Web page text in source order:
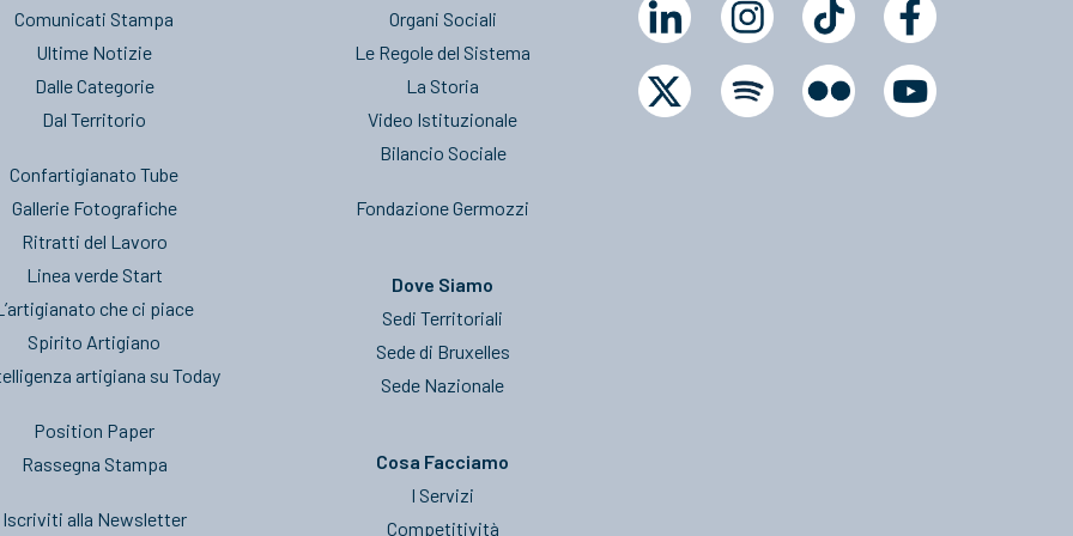
Comunicati Stampa
Ultime Notizie
Dalle Categorie
Dal Territorio
Confartigianato Tube
Gallerie Fotografiche
Ritratti del Lavoro
Linea verde Start
che ci piace
Spirito Artigiano
artigiana su Today
Position Paper
Rassegna Stampa
Iscriviti alla Newsletter
Organi Sociali
Le Regole del Sistema
La Storia
Video Istituzionale
Bilancio Sociale
Fondazione Germozzi
Dove Siamo
Sedi Territoriali
Sede di Bruxelles
Sede Nazionale
Cosa Facciamo
I Servizi
Competitività